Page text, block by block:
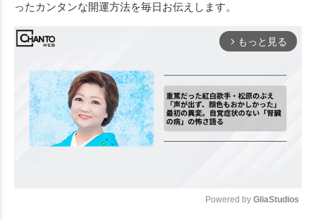
ったカンタンな開運方法を毎日お伝えします。
arrow_forward_ios もっと見る
Powered by GliaStudios